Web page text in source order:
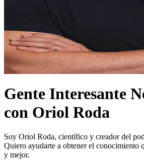
Gente Interesante
con Oriol Roda
Soy Oriol Roda, científico y creador del
Quiero ayudarte a obtener el conocimiento
y mejor.